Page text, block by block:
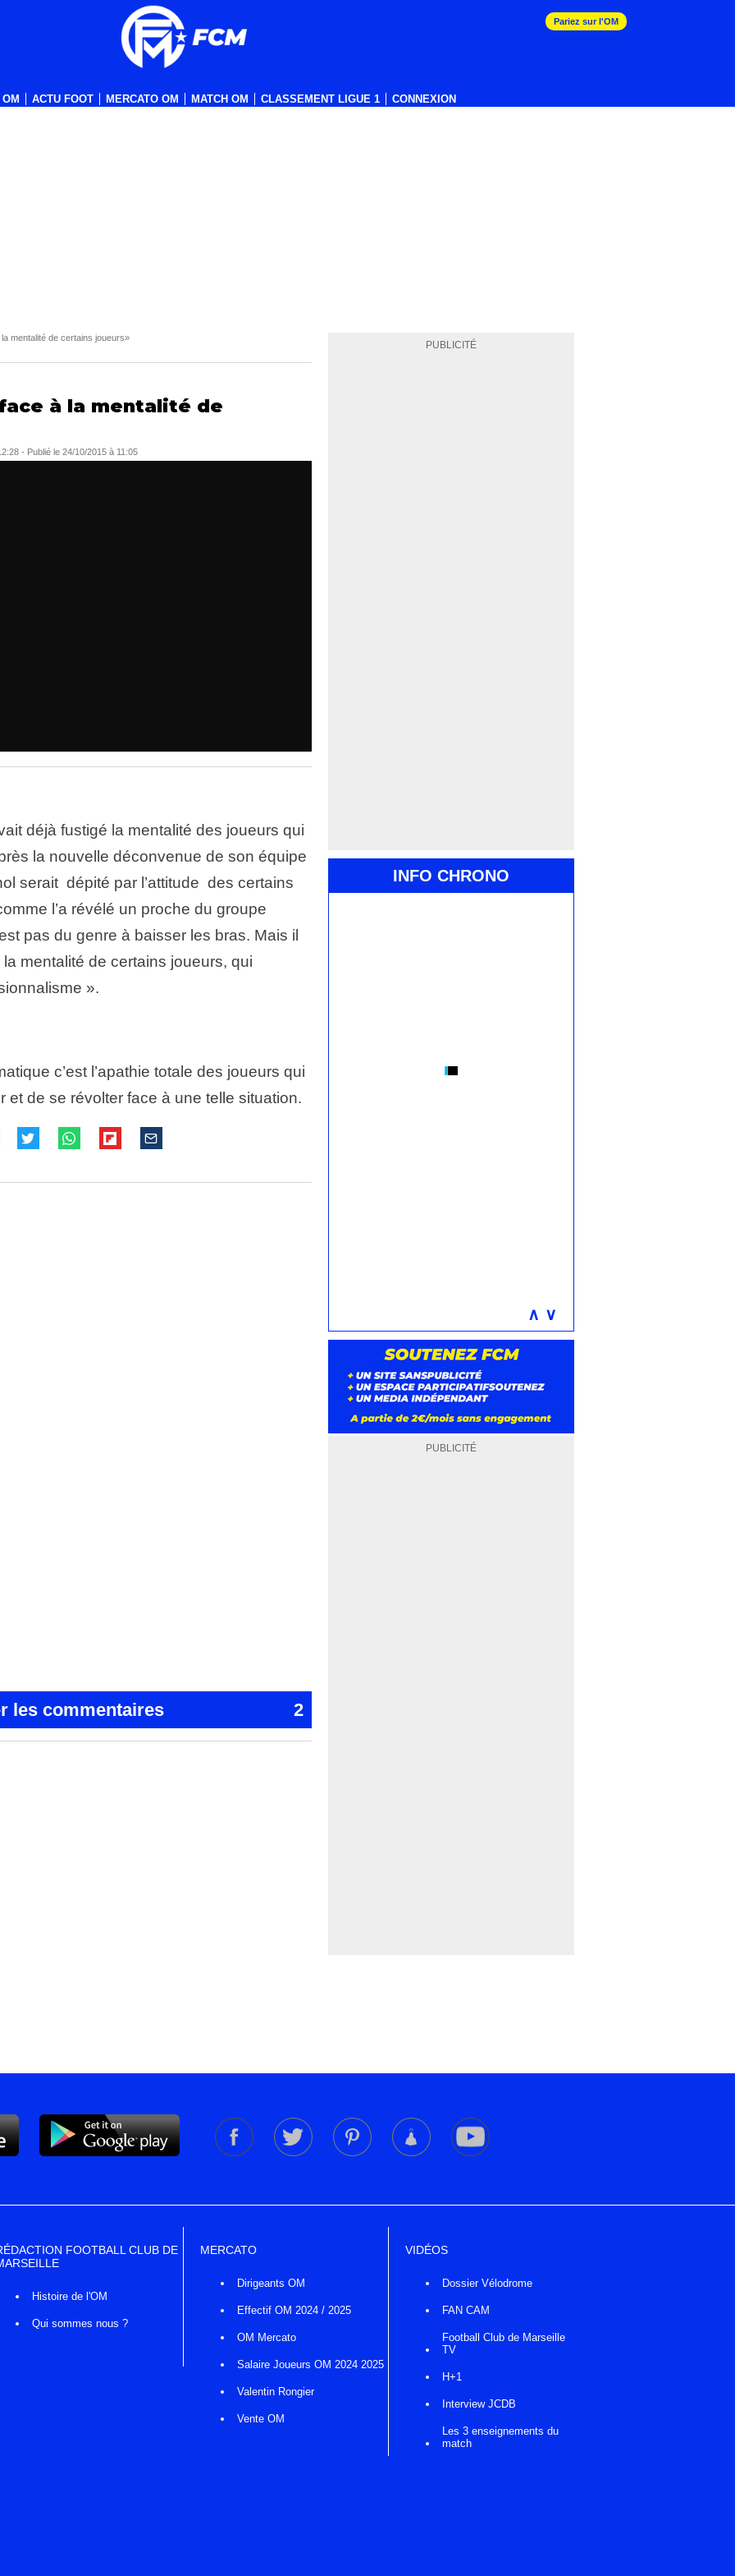
ACTU FOOT MERCATO OM MATCH OM CLASSEMENT LIGUE 1 CONNEXION
Pariez sur l'OM
PUBLICITÉ
INFO CHRONO
∧ ∨
PUBLICITÉ
mentalité de certains joueurs»
à la mentalité de
- Publié le 24/10/2015 à 11:05
déjà fustigé la mentalité des joueurs qui
la nouvelle déconvenue de son équipe
serait dépité par l’attitude des certains
l’a révélé un proche du groupe
pas du genre à baisser les bras. Mais il
mentalité de certains joueurs, qui
».
c’est l’apathie totale des joueurs qui
et de se révolter face à une telle situation.
les commentaires 2
FOOTBALL CLUB DE
Histoire de l'OM
Qui sommes nous ?
MERCATO
Dirigeants OM
Effectif OM 2024 / 2025
OM Mercato
Salaire Joueurs OM 2024 2025
Valentin Rongier
Vente OM
VIDÉOS
Dossier Vélodrome
FAN CAM
Football Club de Marseille
TV
H+1
Interview JCDB
Les 3 enseignements du
match